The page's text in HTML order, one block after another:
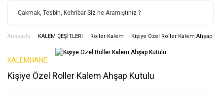
Anasayfa KALEM ÇEŞİTLERİ Roller Kalem Kişiye Özel Roller Kalem Ahşap
KALEMHANE
Kişiye Özel Roller Kalem Ahşap Kutulu